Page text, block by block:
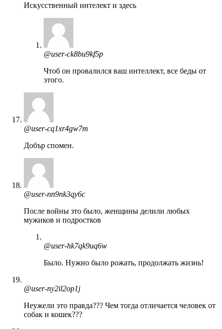
Искусственный интелект и здесь
@user-ck8bu9kf5p
Чтоб он провалился ваш интеллект, все беды от
этого.
@user-cq1xr4gw7m
Добър спомен.
@user-nn9nk3qy6c
После войны зто было, женщины делили любых
мужиков и подростков
@user-hk7qk9uq6w
Было. Нужно было рожать, продолжать жизнь!
@user-ny2il2op1j
Неужели это правда??? Чем тогда отличается человек от
собак и кошек???